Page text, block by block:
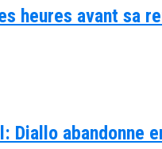
heures avant sa
Diallo abandonne